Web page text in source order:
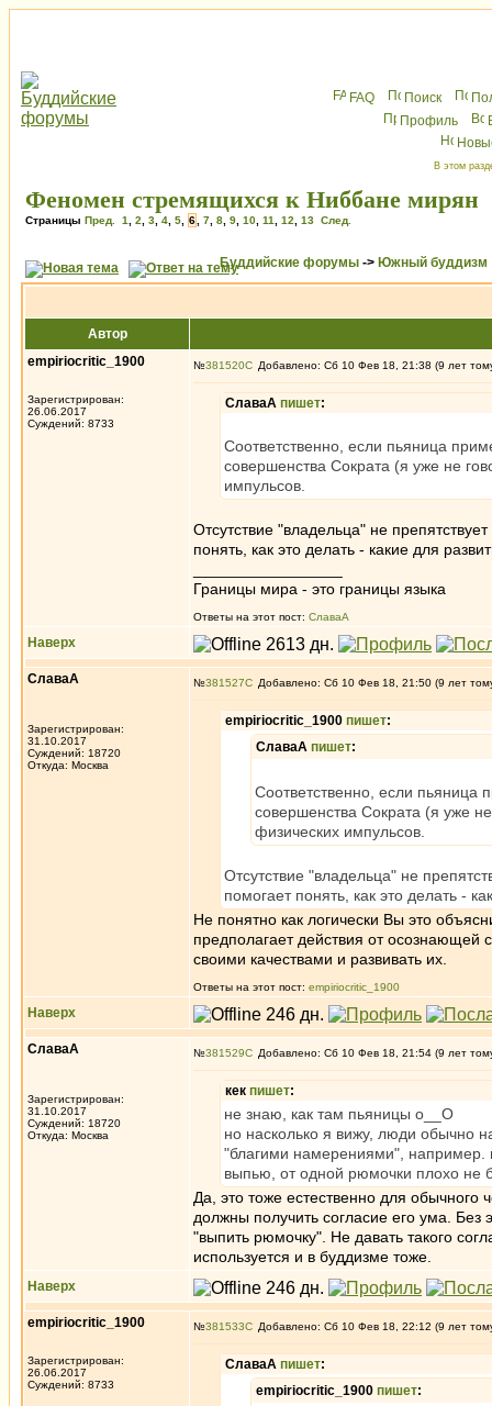
FAQ Поиск
Профиль
В этом
Феномен стремящихся к Ниббане мирян
Страницы Пред. 1 2 3 4 5 6 7 8 9 10 11 12 13 След.
Буддийские форумы -> Южный буддизм
Автор
empiriocritic_1900
Зарегистрирован:
26.06.2017
Суждений: 8733
№381520 Добавлено: Сб 10 Фев 18, 21:38 (9 лет
СлаваА пишет:
Соответственно, если пьяница
совершенства Сократа (я уже не
импульсов.
Отсутствие "владельца" не
понять, как это делать - какие для
Границы мира - это границы языка
Ответы на этот пост: СлаваА
Наверх
СлаваА
Зарегистрирован:
31.10.2017
Суждений: 18720
Откуда: Москва
№381527 Добавлено: Сб 10 Фев 18, 21:50 (9 лет
empiriocritic_1900 пишет:
СлаваА пишет:
Соответственно, если пьяница
совершенства Сократа (я уже
физических импульсов.
Отсутствие "владельца" не
помогает понять, как это делать -
Не понятно как логически Вы это
предполагает действия от осознающей
своими качествами и развивать их.
Ответы на этот пост: empiriocritic_1900
Наверх
СлаваА
Зарегистрирован:
31.10.2017
Суждений: 18720
Откуда: Москва
№381529 Добавлено: Сб 10 Фев 18, 21:54 (9 лет
кек пишет:
не знаю, как там пьяницы о__О
но насколько я вижу, люди обычно
"благими намерениями", например.
выпью, от одной рюмочки плохо не
Да, это тоже естественно для обычного
должны получить согласие его ума. Без
"выпить рюмочку". Не давать такого
используется и в буддизме тоже.
Наверх
empiriocritic_1900
Зарегистрирован:
26.06.2017
Суждений: 8733
№381533 Добавлено: Сб 10 Фев 18, 22:12 (9 лет
СлаваА пишет:
empiriocritic_1900 пишет: